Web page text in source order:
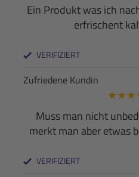
Ein Produkt was ich
erfrischent
VERIFIZIERT
Zufriedene Kundin
★★★
Muss man nicht
merkt man aber etwas
VERIFIZIERT